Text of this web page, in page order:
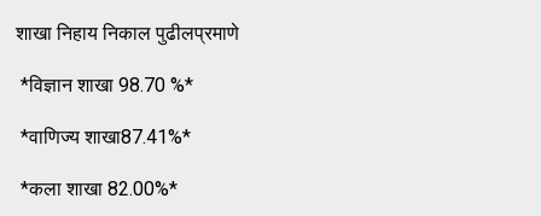
शाखा निहाय निकाल पुढीलप्रमाणे
*विज्ञान शाखा 98.70 %*
*वाणिज्य शाखा87.41%*
*कला शाखा 82.00%*